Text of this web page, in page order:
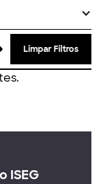
Limpar Filtros
ISEG